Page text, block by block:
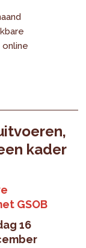
kader
GSOB
16